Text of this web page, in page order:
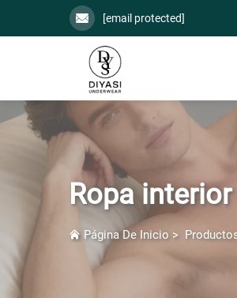
[email protected]
Ropa
Página De Inicio >